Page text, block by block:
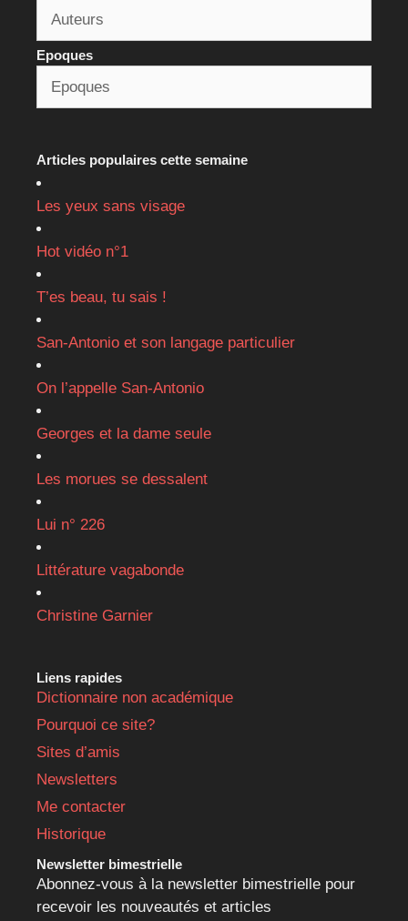
Epoques
Articles populaires cette semaine
Les yeux sans visage
Hot vidéo n°1
T’es beau, tu sais !
San-Antonio et son langage particulier
On l’appelle San-Antonio
Georges et la dame seule
Les morues se dessalent
Lui n° 226
Littérature vagabonde
Christine Garnier
Liens rapides
Dictionnaire non académique
Pourquoi ce site?
Sites d’amis
Newsletters
Me contacter
Historique
Newsletter bimestrielle
Abonnez-vous à la newsletter bimestrielle pour
recevoir les nouveautés et articles